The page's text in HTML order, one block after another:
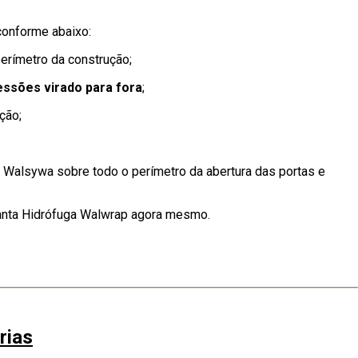
abaixo:
da construção;
virado para fora;
sobre todo o perímetro da abertura das portas e
Hidrófuga Walwrap agora mesmo.